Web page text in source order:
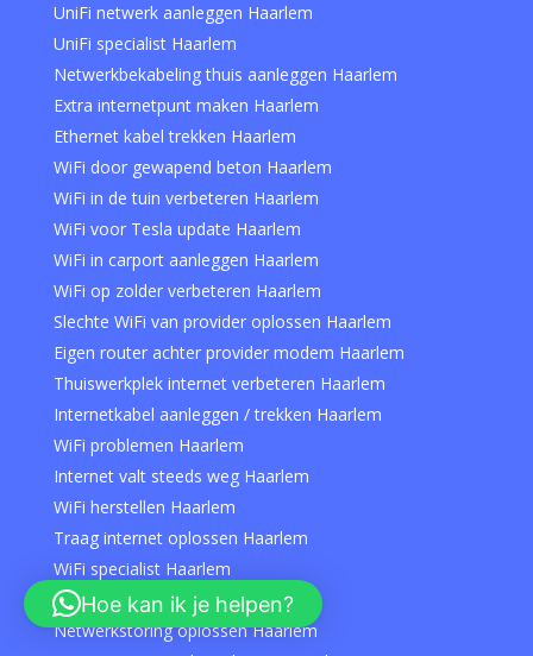
UniFi netwerk aanleggen Haarlem
UniFi specialist Haarlem
Netwerkbekabeling thuis aanleggen Haarlem
Extra internetpunt maken Haarlem
Ethernet kabel trekken Haarlem
WiFi door gewapend beton Haarlem
WiFi in de tuin verbeteren Haarlem
WiFi voor Tesla update Haarlem
WiFi in carport aanleggen Haarlem
WiFi op zolder verbeteren Haarlem
Slechte WiFi van provider oplossen Haarlem
Eigen router achter provider modem Haarlem
Thuiswerkplek internet verbeteren Haarlem
Internetkabel aanleggen / trekken Haarlem
WiFi problemen Haarlem
Internet valt steeds weg Haarlem
WiFi herstellen Haarlem
Traag internet oplossen Haarlem
WiFi specialist Haarlem
Hulp bij WiFi instellen Haarlem
Netwerkstoring oplossen Haarlem
Hoe kan ik je helpen?